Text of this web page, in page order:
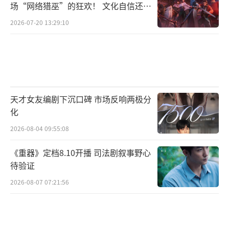
关晓彤今年的活跃恰和鹿港股的专注形成平
衡，这不正说明感情稳定吗？健康谣言的源头
关晓彤戒指引申的话题扩展到时尚圈，一
些博主推断戒指非品牌营销物，因为没标签也
没公关铺垫，纯粹是个人私藏。讨论风潮里，
还有观点质疑媒体放大细节，“蒋欣一问就藏
戒指，暴露了真爱本质”。这些新角度全指向
一个事实：陈赫直播就是权威澄清，而晒图是
场“网络猎巫”的狂欢！ 文化自信还是
焦虑？
2026-07-20 13:29:10
天才女友编剧下沉口碑 市场反响两极分
化
2026-08-04 09:55:08
《重器》定档8.10开播 司法剧叙事野心
待验证
2026-08-07 07:21:56